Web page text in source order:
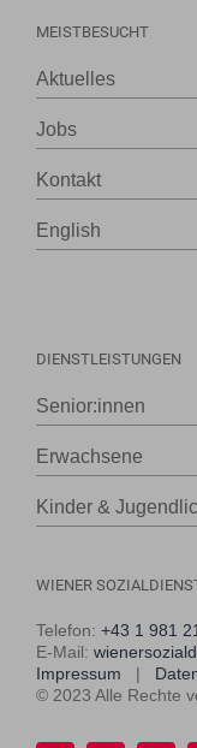
MEISTBESUCHT
Aktuelles
Jobs
Kontakt
English
DIENSTLEISTUNGEN
Senior:innen
Erwachsene
Kinder &
WIENER
Telefon: +43 1 981 21
E-Mail:
Impressum |
© 2023 Alle Rechte